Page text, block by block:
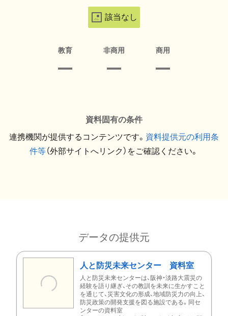
該当なし
教育 非商用 商用
資料固有の条件
連携機関が提供するコンテンツです。 資料提供元の利用条
件等（外部サイトへリンク）をご確認ください。
データの提供元
人と防災未来センター 資料室
人と防災未来センターは、阪神・淡路大震災の
経験を語り継ぎ、その教訓を未来に生かすこと
を通じて、災害文化の形成、地域防災力の向上、
防災政策の開発支援を図る施設である。同セ
ンターの資料室